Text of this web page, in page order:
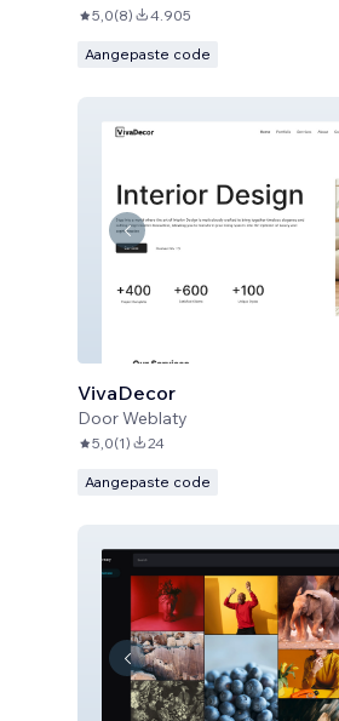
5,0(8) 4.905
Aangepaste code
VivaDecor
DoorWeblaty
5,0(1) 24
Aangepaste code